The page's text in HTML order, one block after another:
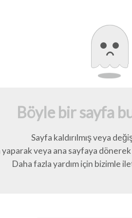
Böyle bir sayfa
Sayfa kaldırılmış veya
yaparak veya ana sayfaya
Daha fazla yardım için bizimle